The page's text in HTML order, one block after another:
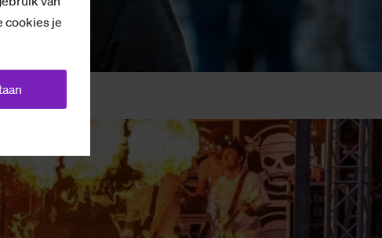
cookies je